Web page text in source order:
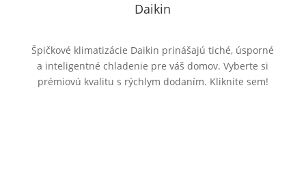
Daikin
Špičkové klimatizácie Daikin prinášajú tiché, úsporné
a inteligentné chladenie pre váš domov. Vyberte si
prémiovú kvalitu s rýchlym dodaním. Kliknite sem!